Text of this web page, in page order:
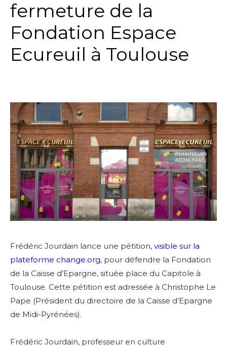
fermeture de la
Fondation Espace
Ecureuil à Toulouse
Frédéric Jourdain lance une pétition, visible sur la
plateforme change.org, pour défendre la Fondation
de la Caisse d’Epargne, située place du Capitole à
Toulouse. Cette pétition est adressée à Christophe Le
Pape (Président du directoire de la Caisse d’Epargne
de Midi-Pyrénées).
Frédéric Jourdain, professeur en culture